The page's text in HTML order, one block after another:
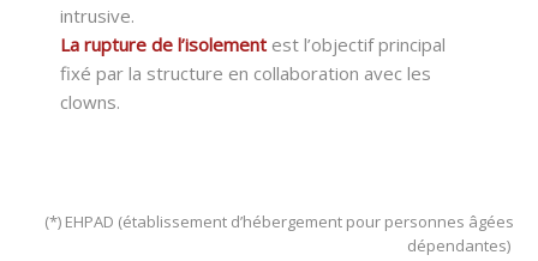
intrusive.
La rupture de l’isolement est l’objectif principal
fixé par la structure en collaboration avec les
clowns.
(*) EHPAD (établissement d’hébergement pour personnes âgées
dépendantes)